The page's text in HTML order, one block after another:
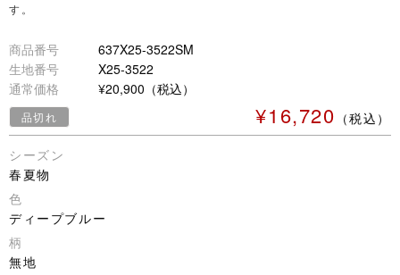
す。
商品番号
637X25-3522SM
生地番号
X25-3522
通常価格
¥20,900（税込）
¥16,720 （税込）
品切れ
シーズン
春夏物
色
ディープブルー
柄
無地